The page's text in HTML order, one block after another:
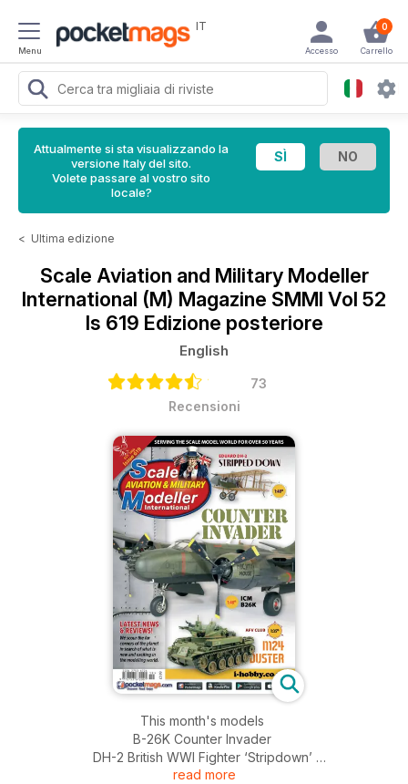
Menu
IT 0
Carrello
Accesso
Attualmente si sta visualizzando la
versione Italy del sito.
Volete passare al vostro sito
locale?
< Ultima edizione
Scale Aviation and Military Modeller
International (M) Magazine SMMI Vol 52
Is 619 Edizione posteriore
English
73
Recensioni
This month's models
B-26K Counter Invader
DH-2 British WWI Fighter ‘Stripdown’
M42 DUSTER A1
read more